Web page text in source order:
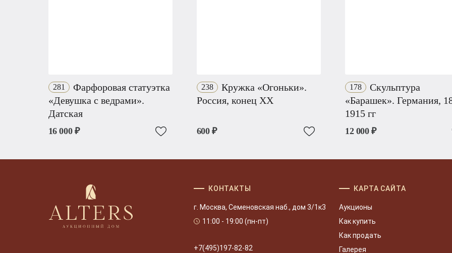
281
Фарфоровая статуэтка
«Девушка с ведрами».
Датская
16 000 ₽
238
Кружка «Огоньки».
Россия, конец XX
600 ₽
178
Скульптура
«Барашек». Германия,
1915 гг
12 000 ₽
КОНТАКТЫ
г. Москва, Семеновская наб., дом 3/1к3
11:00 - 19:00 (пн-пт)
+7(495)197-82-82
КАРТА САЙТА
Аукционы
Как купить
Как продать
Галерея